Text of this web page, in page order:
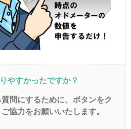
やすかったですか？
問にするために、ボタンをク
協力をお願いいたします。